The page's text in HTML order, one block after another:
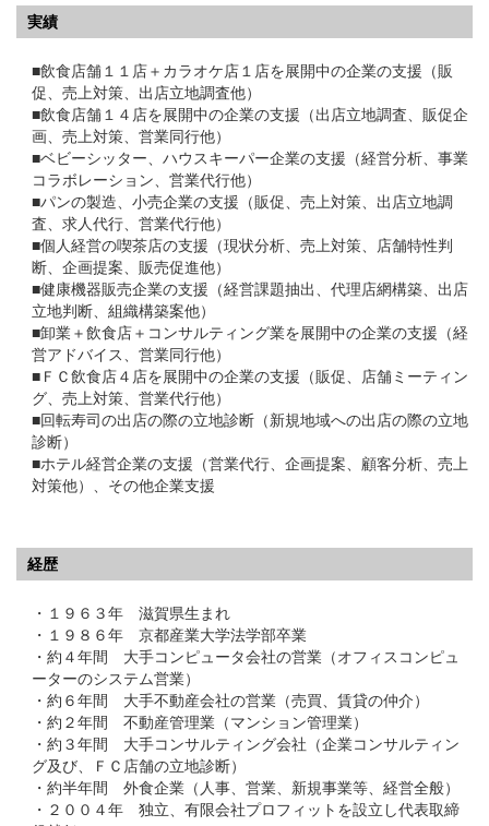
実績
■飲食店舗１１店＋カラオケ店１店を展開中の企業の支援（販
促、売上対策、出店立地調査他）
■飲食店舗１４店を展開中の企業の支援（出店立地調査、販促企
画、売上対策、営業同行他）
■ベビーシッター、ハウスキーパー企業の支援（経営分析、事業
コラボレーション、営業代行他）
■パンの製造、小売企業の支援（販促、売上対策、出店立地調
査、求人代行、営業代行他）
■個人経営の喫茶店の支援（現状分析、売上対策、店舗特性判
断、企画提案、販売促進他）
■健康機器販売企業の支援（経営課題抽出、代理店網構築、出店
立地判断、組織構築案他）
■卸業＋飲食店＋コンサルティング業を展開中の企業の支援（経
営アドバイス、営業同行他）
■ＦＣ飲食店４店を展開中の企業の支援（販促、店舗ミーティン
グ、売上対策、営業代行他）
■回転寿司の出店の際の立地診断（新規地域への出店の際の立地
診断）
■ホテル経営企業の支援（営業代行、企画提案、顧客分析、売上
対策他）、その他企業支援
経歴
・１９６３年 滋賀県生まれ
・１９８６年 京都産業大学法学部卒業
・約４年間 大手コンピュータ会社の営業（オフィスコンピュ
ーターのシステム営業）
・約６年間 大手不動産会社の営業（売買、賃貸の仲介）
・約２年間 不動産管理業（マンション管理業）
・約３年間 大手コンサルティング会社（企業コンサルティン
グ及び、ＦＣ店舗の立地診断）
・約半年間 外食企業（人事、営業、新規事業等、経営全般）
・２００４年 独立、有限会社プロフィットを設立し代表取締